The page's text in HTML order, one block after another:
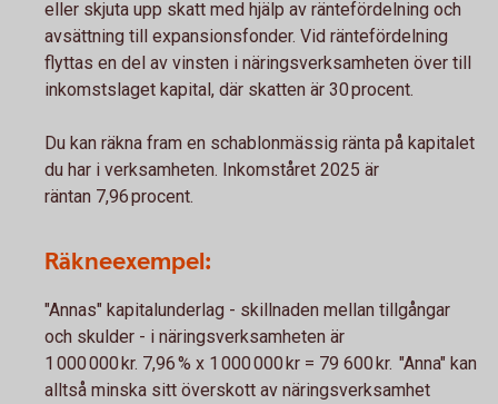
eller skjuta upp skatt med hjälp av räntefördelning och
avsättning till expansionsfonder. Vid räntefördelning
flyttas en del av vinsten i näringsverksamheten över till
inkomstslaget kapital, där skatten är 30 procent.
Du kan räkna fram en schablonmässig ränta på kapitalet
du har i verksamheten. Inkomståret 2025 är
räntan 7,96 procent.
Räkneexempel:
"Annas" kapitalunderlag - skillnaden mellan tillgångar
och skulder - i näringsverksamheten är
1 000 000 kr. 7,96 % x 1 000 000 kr = 79 600 kr. "Anna" kan
alltså minska sitt överskott av näringsverksamhet